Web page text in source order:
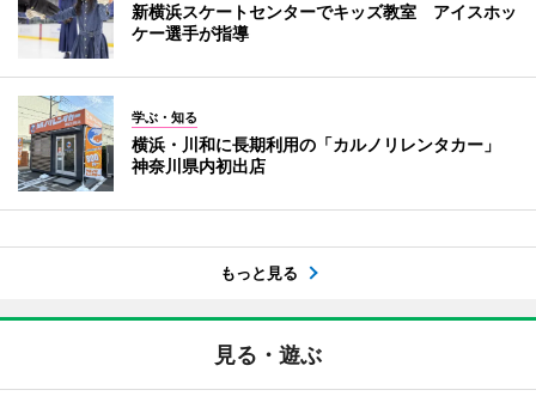
新横浜スケートセンターでキッズ教室 アイスホッ
ケー選手が指導
学ぶ・知る
横浜・川和に長期利用の「カルノリレンタカー」
神奈川県内初出店
もっと見る
見る・遊ぶ